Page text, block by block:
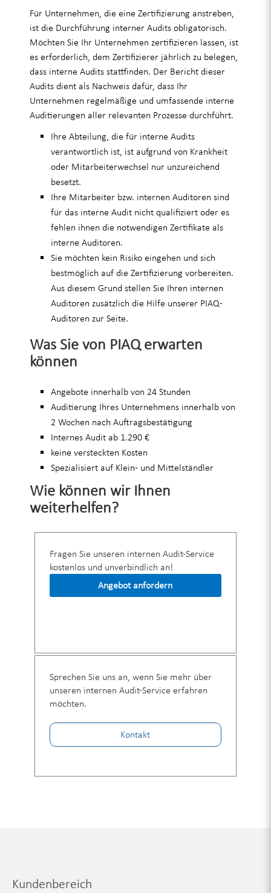
Für Unternehmen, die eine Zertifizierung anstreben,
ist die Durchführung interner Audits obligatorisch.
Möchten Sie Ihr Unternehmen zertifizieren lassen, ist
es erforderlich, dem Zertifizierer jährlich zu belegen,
dass interne Audits stattfinden. Der Bericht dieser
Audits dient als Nachweis dafür, dass Ihr
Unternehmen regelmäßige und umfassende interne
Auditierungen aller relevanten Prozesse durchführt.
Ihre Abteilung, die für interne Audits
verantwortlich ist, ist aufgrund von Krankheit
oder Mitarbeiterwechsel nur unzureichend
besetzt.
Ihre Mitarbeiter bzw. internen Auditoren sind
für das interne Audit nicht qualifiziert oder es
fehlen ihnen die notwendigen Zertifikate als
interne Auditoren.
Sie möchten kein Risiko eingehen und sich
bestmöglich auf die Zertifizierung vorbereiten.
Aus diesem Grund stellen Sie Ihren internen
Auditoren zusätzlich die Hilfe unserer PIAQ-
Auditoren zur Seite.
Was Sie von PIAQ erwarten
können
Angebote innerhalb von 24 Stunden
Auditierung Ihres Unternehmens innerhalb von
2 Wochen nach Auftragsbestätigung
Internes Audit ab 1.290 €
keine versteckten Kosten
Spezialisiert auf Klein- und Mittelständler
Wie können wir Ihnen
weiterhelfen?
Fragen Sie unseren internen Audit-Service
kostenlos und unverbindlich an!
Angebot anfordern
Sprechen Sie uns an, wenn Sie mehr über
unseren internen Audit-Service erfahren
möchten.
Kontakt
Kundenbereich